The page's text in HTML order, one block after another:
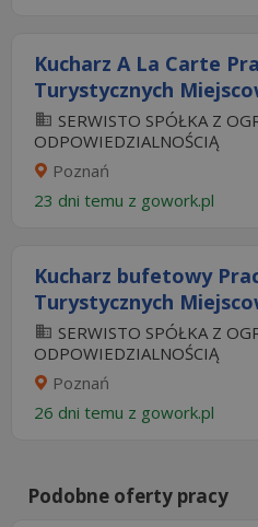
Kucharz A La Carte
Turystycznych
SERWISTO SPÓŁKA Z
ODPOWIEDZIALNOŚCIĄ
Poznań
23 dni temu z gowork.pl
Kucharz bufetowy
Turystycznych
SERWISTO SPÓŁKA Z
ODPOWIEDZIALNOŚCIĄ
Poznań
26 dni temu z gowork.pl
Podobne oferty pracy